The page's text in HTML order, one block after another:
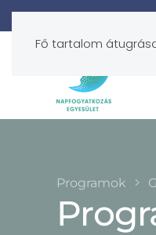
Fő tartalom
Programok